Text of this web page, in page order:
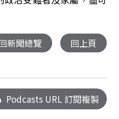
新聞總覽 回上頁
Podcasts URL 訂閱複製